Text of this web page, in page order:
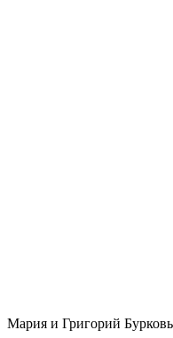
Мария и Григорий